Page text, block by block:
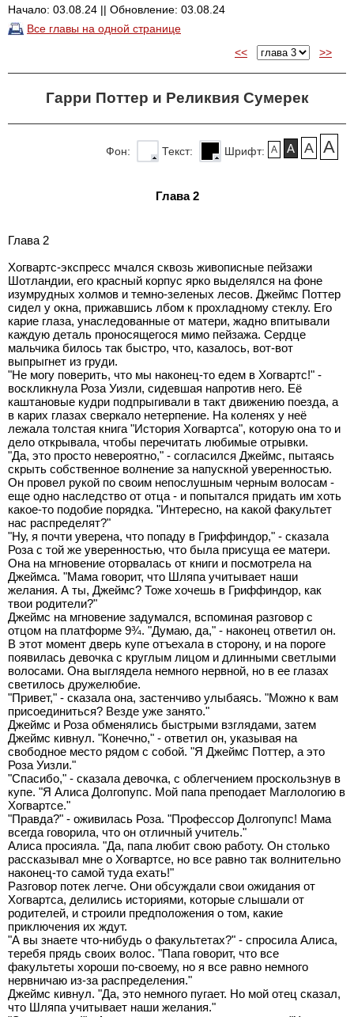
Начало: 03.08.24 || Обновление: 03.08.24
Все главы на одной странице
<<
>>
Гарри Поттер и Реликвия Сумерек
A A A A
Шрифт:
Текст:
Фон:
Глава 2
Глава 2
Хогвартс-экспресс мчался сквозь живописные пейзажи
Шотландии, его красный корпус ярко выделялся на фоне
изумрудных холмов и темно-зеленых лесов. Джеймс Поттер
сидел у окна, прижавшись лбом к прохладному стеклу. Его
карие глаза, унаследованные от матери, жадно впитывали
каждую деталь проносящегося мимо пейзажа. Сердце
мальчика билось так быстро, что, казалось, вот-вот
выпрыгнет из груди.
"Не могу поверить, что мы наконец-то едем в Хогвартс!" -
воскликнула Роза Уизли, сидевшая напротив него. Её
каштановые кудри подпрыгивали в такт движению поезда, а
в карих глазах сверкало нетерпение. На коленях у неё
лежала толстая книга "История Хогвартса", которую она то и
дело открывала, чтобы перечитать любимые отрывки.
"Да, это просто невероятно," - согласился Джеймс, пытаясь
скрыть собственное волнение за напускной уверенностью.
Он провел рукой по своим непослушным черным волосам -
еще одно наследство от отца - и попытался придать им хоть
какое-то подобие порядка. "Интересно, на какой факультет
нас распределят?"
"Ну, я почти уверена, что попаду в Гриффиндор," - сказала
Роза с той же уверенностью, что была присуща ее матери.
Она на мгновение оторвалась от книги и посмотрела на
Джеймса. "Мама говорит, что Шляпа учитывает наши
желания. А ты, Джеймс? Тоже хочешь в Гриффиндор, как
твои родители?"
Джеймс на мгновение задумался, вспоминая разговор с
отцом на платформе 9¾. "Думаю, да," - наконец ответил он.
В этот момент дверь купе отъехала в сторону, и на пороге
появилась девочка с круглым лицом и длинными светлыми
волосами. Она выглядела немного нервной, но в ее глазах
светилось дружелюбие.
"Привет," - сказала она, застенчиво улыбаясь. "Можно к вам
присоединиться? Везде уже занято."
Джеймс и Роза обменялись быстрыми взглядами, затем
Джеймс кивнул. "Конечно," - ответил он, указывая на
свободное место рядом с собой. "Я Джеймс Поттер, а это
Роза Уизли."
"Спасибо," - сказала девочка, с облегчением проскользнув в
купе. "Я Алиса Долгопупс. Мой папа преподает Маглологию в
Хогвартсе."
"Правда?" - оживилась Роза. "Профессор Долгопупс! Мама
всегда говорила, что он отличный учитель."
Алиса просияла. "Да, папа любит свою работу. Он столько
рассказывал мне о Хогвартсе, но все равно так волнительно
наконец-то самой туда ехать!"
Разговор потек легче. Они обсуждали свои ожидания от
Хогвартса, делились историями, которые слышали от
родителей, и строили предположения о том, какие
приключения их ждут.
"А вы знаете что-нибудь о факультетах?" - спросила Алиса,
теребя прядь своих волос. "Папа говорит, что все
факультеты хороши по-своему, но я все равно немного
нервничаю из-за распределения."
Джеймс кивнул. "Да, это немного пугает. Но мой отец сказал,
что Шляпа учитывает наши желания."